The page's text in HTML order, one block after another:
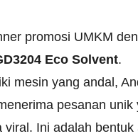
promosi UMKM
Eco Solvent.
mesin yang andal,
pesanan unik
viral. Ini adalah bentuk